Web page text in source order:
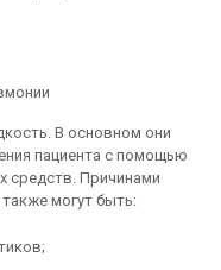
В основном они
пациента с помощью
средств. Причинами
могут быть: